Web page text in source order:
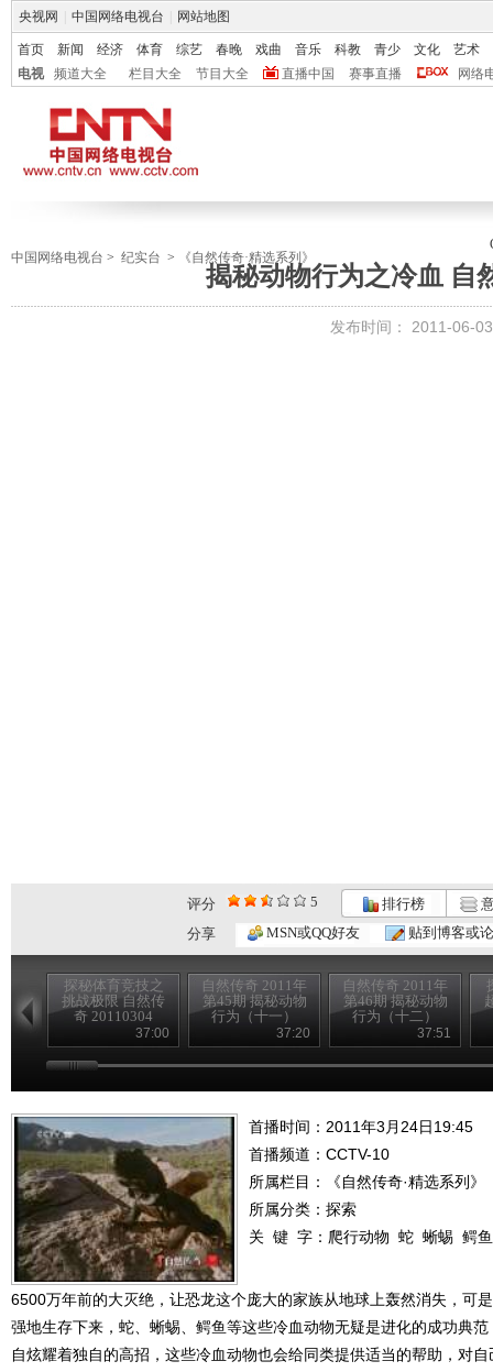
央视网 中国网络电视台 网站地图
首页 新闻 经济 体育 综艺 春晚 戏曲 音乐 科教 青少 文化
艺术
电视
频道大全 栏目大全 节目大全 直播中国 赛事直播 网络
中国网络电视台 > 纪实台 > 《自然传奇·精选系列》
揭秘动物行为之冷血 自
发布时间： 2011-06-
评分 5 排行榜
分享
MSN或QQ好友 贴到博客或
探秘体育竞技之
挑战极限 自然传
奇 20110304
37:00
自然传奇 2011年
第45期 揭秘动物
行为（十一）
37:20
自然传奇 2011年
第46期 揭秘动物
行为（十二）
37:51
首播时间：2011年3月24日19:45
首播频道： CCTV-10
所属栏目：
《自然传奇·精选系列》
所属分类：探索
关 键 字： 爬行动物 蛇 蜥蜴 鳄鱼
6500万年前的大灭绝，让恐龙这个庞大的家族从地球上轰然消失，可
强地生存下来，蛇、蜥蜴、鳄鱼等这些冷血动物无疑是进化的成功典
自炫耀着独自的高招，这些冷血动物也会给同类提供适当的帮助，对